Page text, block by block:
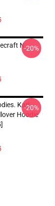
N-20%
Karl
Hoodie
-20%